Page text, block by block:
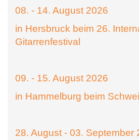
08. - 14. August 2026
in Hersbruck beim 26.
Gitarrenfestival
09. - 15. August 2026
in Hammelburg beim
28. August - 03. September